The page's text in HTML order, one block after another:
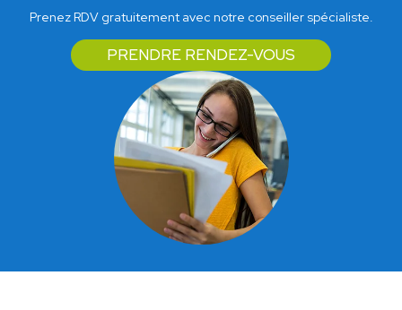
Prenez RDV gratuitement avec notre conseiller spécialiste.
PRENDRE RENDEZ-VOUS